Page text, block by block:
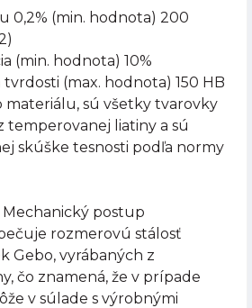
0,2% (min. hodnota) 200
(min. hodnota) 10%
(max. hodnota) 150 HB
materiálu, sú všetky tvarovky
temperovanej liatiny a sú
skúške tesnosti podľa normy
Mechanický postup
rozmerovú stálosť
Gebo, vyrábaných z
čo znamená, že v prípade
v súlade s výrobnými